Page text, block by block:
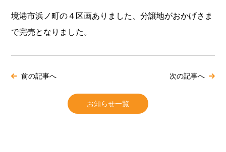
境港市浜ノ町の４区画ありました、分譲地がおかげさま
で完売となりました。
前の記事へ 次の記事へ
お知らせ一覧